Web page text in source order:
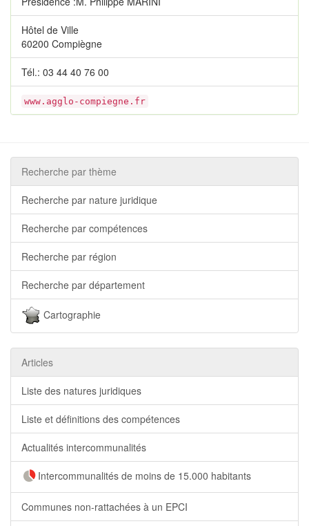
Hôtel de Ville
60200 Compiègne
Tél.: 03 44 40 76 00
www.agglo-compiegne.fr
Recherche par thème
Recherche par nature juridique
Recherche par compétences
Recherche par région
Recherche par département
Cartographie
Articles
Liste des natures juridiques
Liste et définitions des compétences
Actualités intercommunalités
Intercommunalités de moins de 15.000 habitants
Communes non-rattachées à un EPCI